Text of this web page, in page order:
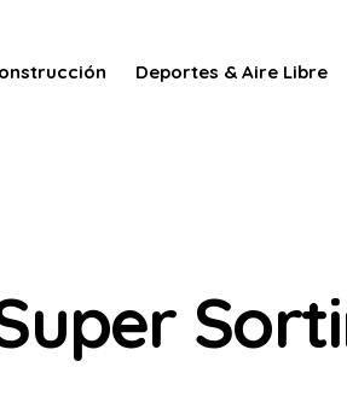
Deportes & Aire Libre